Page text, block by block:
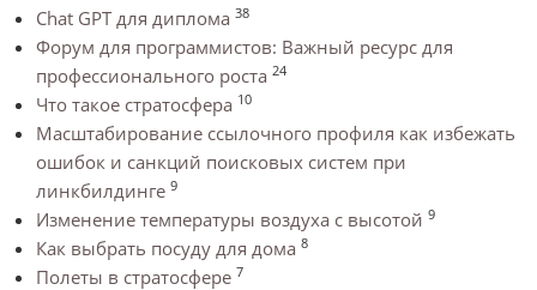
Chat GPT для диплома 38
Форум для программистов: Важный ресурс для
профессионального роста 24
Что такое стратосфера 10
Масштабирование ссылочного профиля как избежать
ошибок и санкций поисковых систем при
линкбилдинге 9
Изменение температуры воздуха с высотой 9
Как выбрать посуду для дома 8
Полеты в стратосфере 7